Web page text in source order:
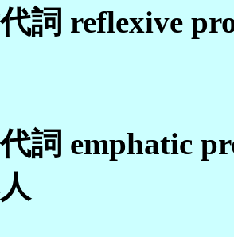
詞 reflexive
詞 emphatic